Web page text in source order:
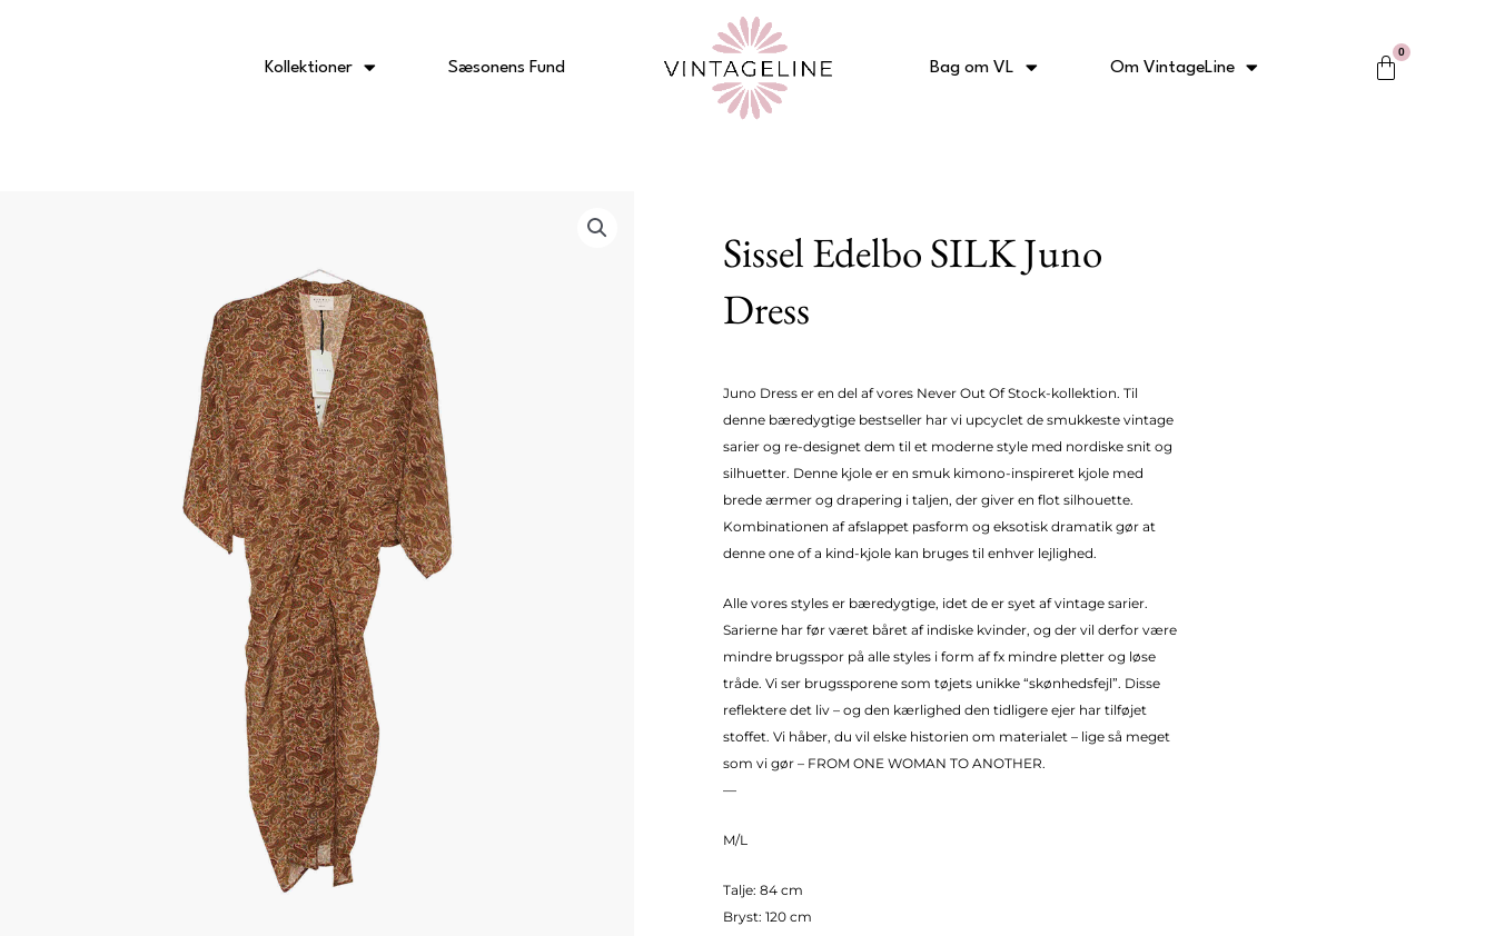
Kollektioner Sæsonens Fund Bag om VL Om VintageLine
0
Kurv
Sissel Edelbo SILK Juno
Dress
Juno Dress er en del af vores Never Out Of Stock-kollektion. Til
denne bæredygtige bestseller har vi upcyclet de smukkeste vintage
sarier og re-designet dem til et moderne style med nordiske snit og
silhuetter. Denne kjole er en smuk kimono-inspireret kjole med
brede ærmer og drapering i taljen, der giver en flot silhouette.
Kombinationen af afslappet pasform og eksotisk dramatik gør at
denne one of a kind-kjole kan bruges til enhver lejlighed.
Alle vores styles er bæredygtige, idet de er syet af vintage sarier.
Sarierne har før været båret af indiske kvinder, og der vil derfor være
mindre brugsspor på alle styles i form af fx mindre pletter og løse
tråde. Vi ser brugssporene som tøjets unikke “skønhedsfejl”. Disse
reflektere det liv – og den kærlighed den tidligere ejer har tilføjet
stoffet. Vi håber, du vil elske historien om materialet – lige så meget
som vi gør – FROM ONE WOMAN TO ANOTHER.
—
M/L
Talje: 84 cm
Bryst: 120 cm